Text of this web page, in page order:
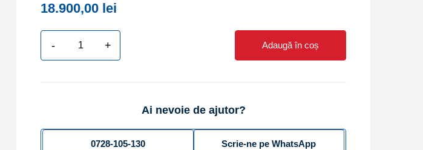
18.900,00 lei
-
tip
+ Adaugă în coș
Ai nevoie de ajutor?
0728-105-130 Scrie-ne pe WhatsApp